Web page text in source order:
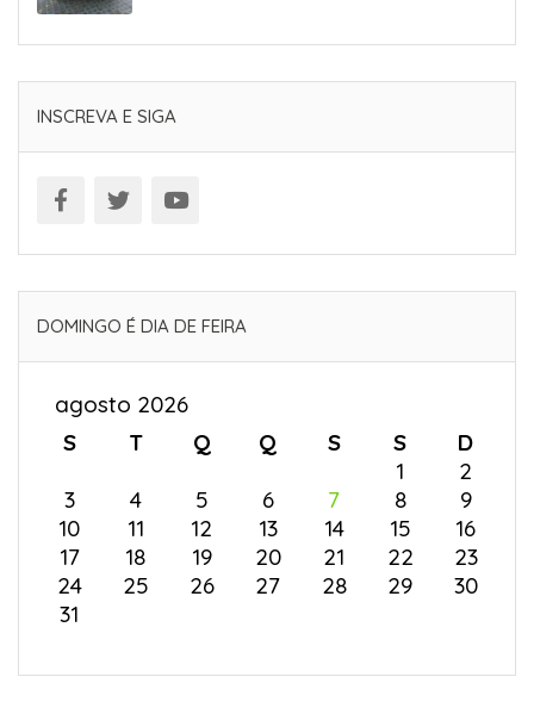
INSCREVA E SIGA
DOMINGO É DIA DE FEIRA
agosto 2026
S
T Q Q S S
D
1
2
3
4 5 6 7 8
9
10
11 12 13 14 15
16
17
18 19 20 21 22
23
24
25 26 27 28 29
30
31